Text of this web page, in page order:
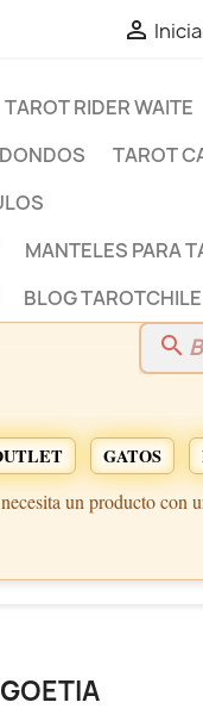

TAROT RIDER WAITE
TAROT
MANTELES PARA
BLOG TAROTCHILE
search
GATOS
un producto con